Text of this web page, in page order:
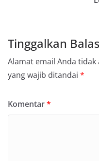
Tinggalkan
Alamat email Anda
yang wajib ditandai *
Komentar*